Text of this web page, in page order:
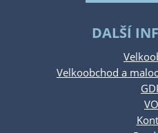
DALŠÍ
Velkoobchod a